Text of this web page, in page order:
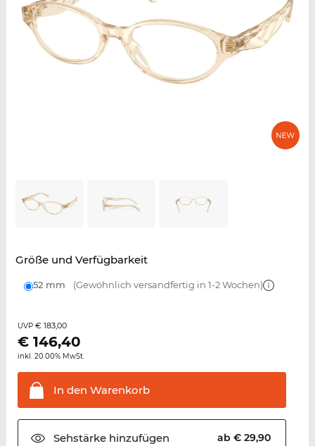
Größe und Verfügbarkeit
52 mm (Gewöhnlich versandfertig in 1-2 Wochen)
UVP € 183,00
€ 146,40
inkl. 20.00% MwSt.
In den Warenkorb
Sehstärkehinzufügen ab € 29,90